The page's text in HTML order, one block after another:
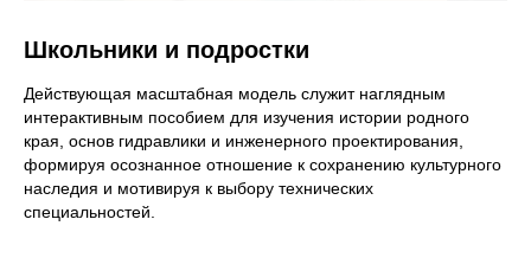
Школьники и подростки
Действующая масштабная модель служит наглядным
интерактивным пособием для изучения истории родного
края, основ гидравлики и инженерного проектирования,
формируя осознанное отношение к сохранению культурного
наследия и мотивируя к выбору технических
специальностей.